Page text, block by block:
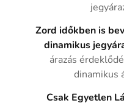
Zord időkben is
dinamikus
árazás
dinamikus
Csak Egyetlen